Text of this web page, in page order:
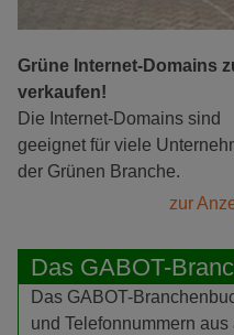
Grüne Internet-Domains
verkaufen!
Die Internet-Domains sind
geeignet für viele
der Grünen Branche.
zur
Das GABOT-
Das GABOT-
und Telefonnummern